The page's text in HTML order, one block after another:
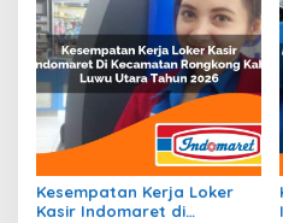
Kesempatan Kerja Loker
Kasir Indomaret di